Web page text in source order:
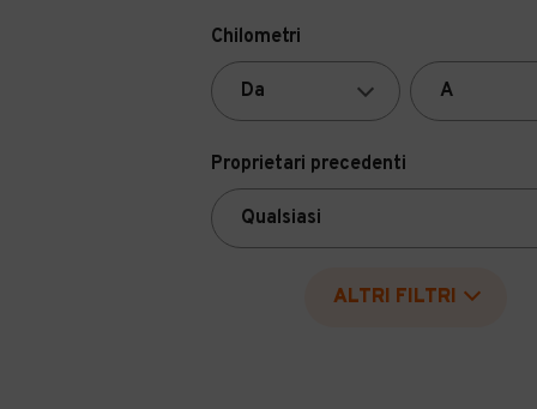
Chilometri
Proprietari precedenti
ALTRI FILTRI